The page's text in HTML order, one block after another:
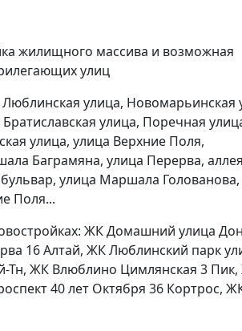
жилищного массива и возможная
улиц
улица, Новомарьинская
улица, Поречная
улица, улица Верхние Поля,
Баграмяна, улица Перерва, аллея
улица Маршала
Поля...
ЖК Домашний улица
16 Алтай, ЖК Люблинский парк
Тн, ЖК Влюблино Цимлянская 3
40 лет Октября 36 Кортрос,